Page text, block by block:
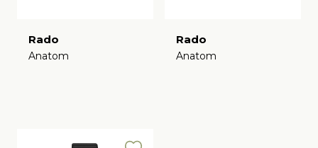
Rado
Anatom
Rado
Anatom